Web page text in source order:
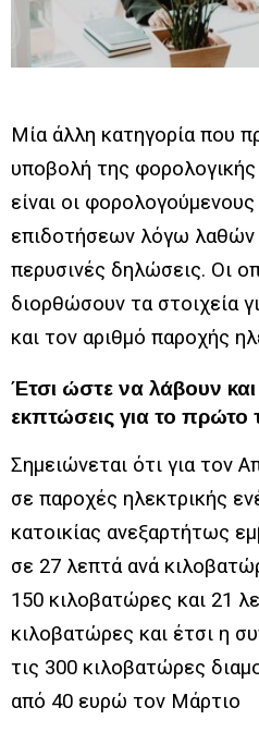
Μία άλλη κατηγορία που
υποβολή της
είναι οι
επιδοτήσεων λόγω λαθών
περυσινές δηλώσεις. Οι
διορθώσουν τα στοιχεία
και τον αριθμό παροχής
Έτσι ώστε να λάβουν και
εκπτώσεις για το πρώτο
Σημειώνεται ότι για τον
σε παροχές ηλεκτρικής
κατοικίας ανεξαρτήτως
σε 27 λεπτά ανά
150 κιλοβατώρες και 21
κιλοβατώρες και έτσι η
τις 300 κιλοβατώρες
από 40 ευρώ τον Μάρτιο